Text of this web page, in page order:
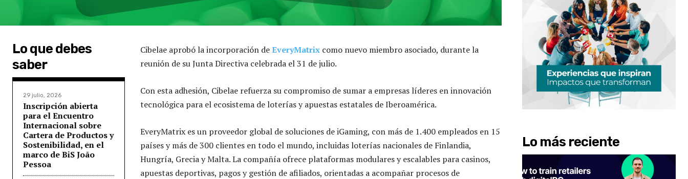
Lo que debes
saber
29 julio, 2026
Inscripción abierta
para el Encuentro
Internacional sobre
Cartera de Productos y
Sostenibilidad, en el
marco de BiS João
Pessoa
Cibelae aprobó la incorporación deEveryMatrix como nuevo miembro asociado, durante la
reunión de su Junta Directiva celebrada el 31 de julio.
Con esta adhesión, Cibelae refuerza su compromiso de sumar a empresas líderes en innovación
tecnológica para el ecosistema de loterías y apuestas estatales de Iberoamérica.
EveryMatrix es un proveedor global de soluciones de iGaming, con más de 1.400 empleados en 15
países y más de 300 clientes en todo el mundo, incluidas loterías nacionales de Finlandia,
Hungría, Grecia y Malta. La compañía ofrece plataformas modulares y escalables para casinos,
apuestas deportivas, pagos y gestión de afiliados, orientadas a acompañar procesos de
Lo más reciente